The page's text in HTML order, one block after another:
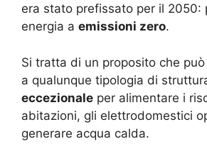
era stato prefissato per il 2050:
energia a emissioni zero.
Si tratta di un proposito che
a qualunque tipologia di
eccezionale per alimentare i
abitazioni, gli elettrodomestici
generare acqua calda.